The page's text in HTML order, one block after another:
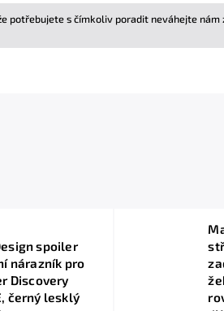
potřebujete s čímkoliv poradit neváhejte
spoiler
nárazník pro
Discovery
černý lesklý